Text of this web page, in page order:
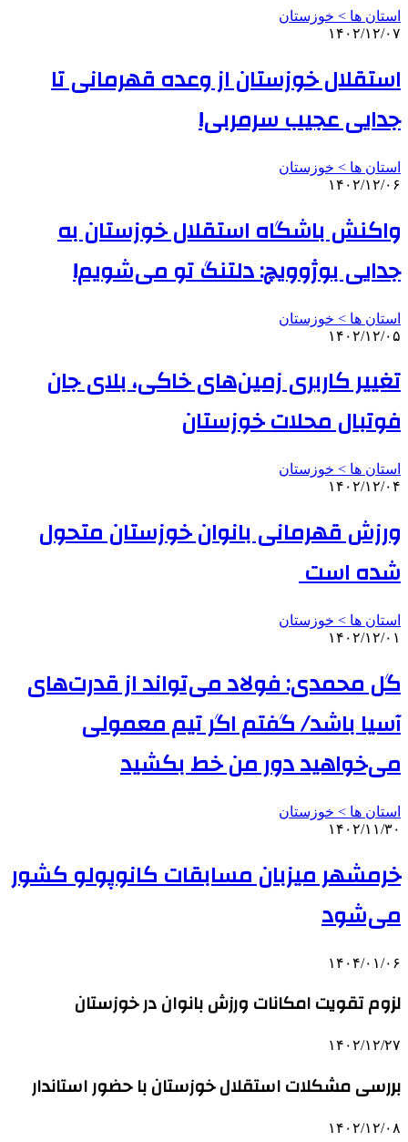
استان ها > خوزستان
۱۴۰۲/۱۲/۰۷
استقلال خوزستان از وعده قهرمانی تا
جدایی عجیب سرمربی!
استان ها > خوزستان
۱۴۰۲/۱۲/۰۶
واکنش باشگاه استقلال خوزستان به
جدایی بوژوویچ: دلتنگ تو می‌شویم!
استان ها > خوزستان
۱۴۰۲/۱۲/۰۵
تغییر کاربری زمین‌های خاکی، بلای جان
فوتبال محلات ‌خوزستان
استان ها > خوزستان
۱۴۰۲/۱۲/۰۴
ورزش قهرمانی بانوان خوزستان متحول
شده است
استان ها > خوزستان
۱۴۰۲/۱۲/۰۱
گل محمدی: فولاد می‌تواند از قدرت‌های
آسیا باشد/ گفتم اگر تیم معمولی
می‌خواهید دور من خط بکشید
استان ها > خوزستان
۱۴۰۲/۱۱/۳۰
خرمشهر میزبان مسابقات کانوپولو کشور
می‌شود
۱۴۰۴/۰۱/۰۶
لزوم تقویت امکانات ورزش بانوان در خوزستان
۱۴۰۲/۱۲/۲۷
بررسی مشکلات استقلال خوزستان با حضور استاندار
۱۴۰۲/۱۲/۰۸